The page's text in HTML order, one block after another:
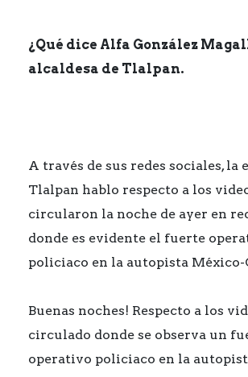
¿Qué dice Alfa González
alcaldesa de Tlalpan.
A través de sus redes sociales, la
Tlalpan hablo respecto a los
circularon la noche de ayer en
donde es evidente el fuerte
policiaco en la autopista México-
Buenas noches! Respecto a los
circulado donde se observa un
operativo policiaco en la